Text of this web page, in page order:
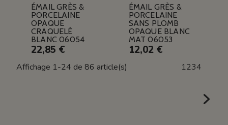
ÉMAIL GRÈS &
PORCELAINE
OPAQUE
CRAQUELÉ
BLANC 06054
22,85 €
ÉMAIL GRÈS &
PORCELAINE
SANS PLOMB
OPAQUE BLANC
MAT 06053
12,02 €
Affichage 1-24 de 86 article(s) 1234